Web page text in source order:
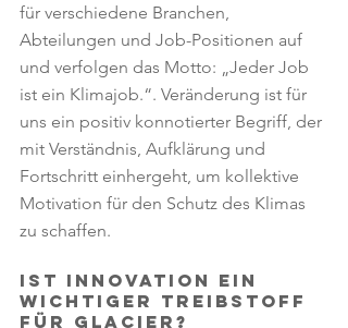
für verschiedene Branchen,
Abteilungen und Job-Positionen auf
und verfolgen das Motto: „Jeder Job
ist ein Klimajob.“. Veränderung ist für
uns ein positiv konnotierter Begriff, der
mit Verständnis, Aufklärung und
Fortschritt einhergeht, um kollektive
Motivation für den Schutz des Klimas
zu schaffen.
Ist Innovation ein
wichtiger Treibstoff
für Glacier?